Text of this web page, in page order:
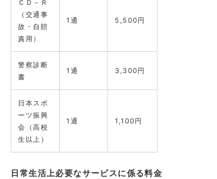
ＣＤ－Ｒ
（交通事
故・自賠
責用）
1通 5,500円
警察診断
書
1通 3,300円
日本スポ
ーツ振興
会（高校
生以上）
1通 1,100円
日常生活上必要なサービスに係る料金